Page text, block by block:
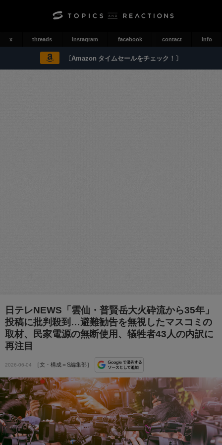
x threads instagram facebook contact info
〔Amazon タイムセールをチェック！〕
日テレNEWS「雲仙・普賢岳大火砕流から35年」
投稿に批判殺到…避難勧告を無視したマスコミの
取材、民家電源の無断使用、犠牲者43人の内訳に
再注目
2026-06-04 ［文・構成＝S編集部］